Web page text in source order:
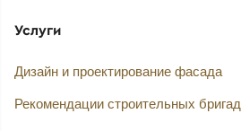
Услуги
Дизайн и проектирование фасада
Рекомендации строительных бригад